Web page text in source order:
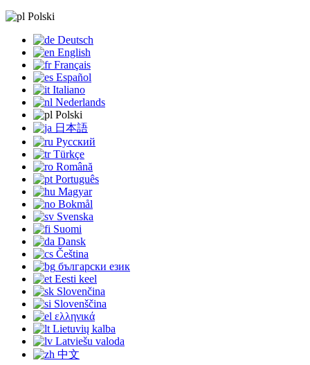
Polski
Deutsch
English
Français
Español
Italiano
Nederlands
Polski
日本語
Русский
Türkçe
Română
Português
Magyar
Bokmål
Svenska
Suomi
Dansk
Čeština
български език
Eesti keel
Slovenčina
Slovenščina
ελληνικά
Lietuvių kalba
Latviešu valoda
中文